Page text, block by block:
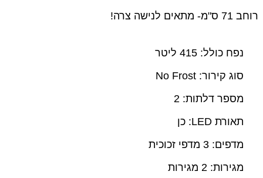
רוחב 71 ס"מ- מתאים לנישה צרה!
נפח כולל: 415 ליטר
סוג קירור: No Frost
מספר דלתות: 2
תאורת LED: כן
מדפים: 3 מדפי זכוכית
מגירות: 2 מגירות